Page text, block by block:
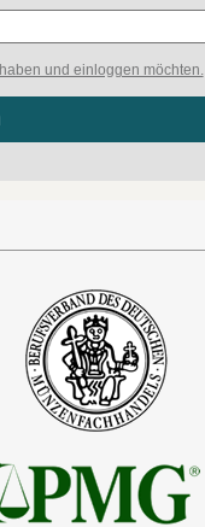
und einloggen möchten.